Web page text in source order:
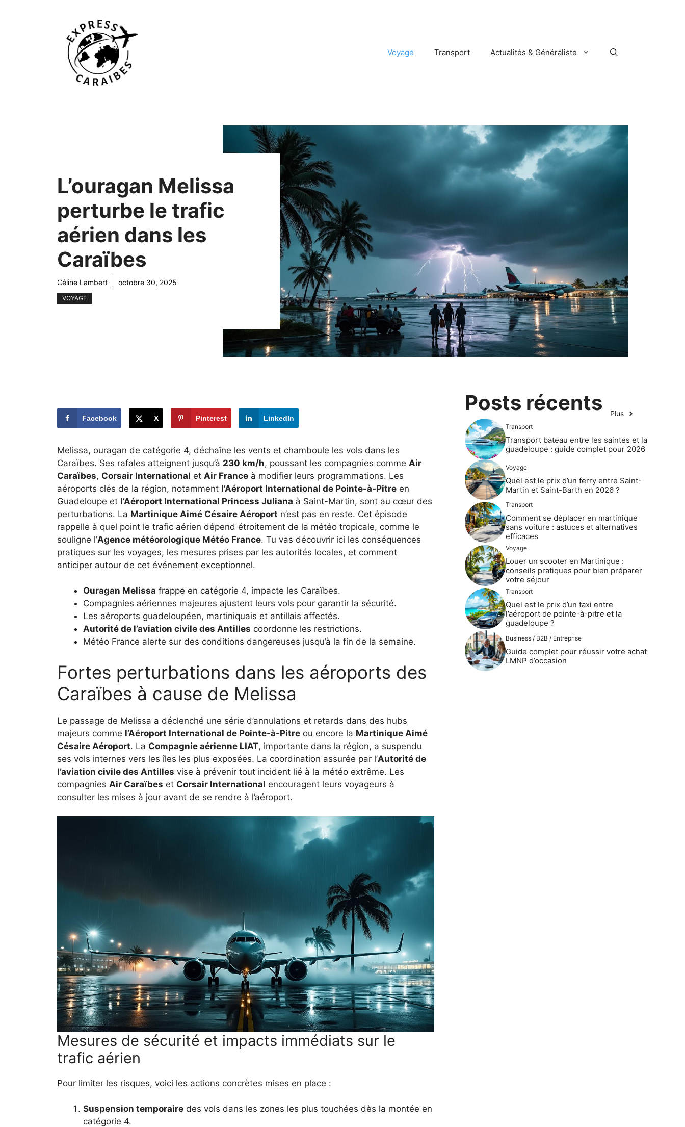
Voyage Transport Actualités & Généraliste
L’ouragan Melissa
perturbe le trafic
aérien dans les
Caraïbes
Céline Lambert octobre 30, 2025
VOYAGE
Facebook X Pinterest LinkedIn
Melissa, ouragan de catégorie 4, déchaîne les vents et chamboule les vols dans les
Caraïbes. Ses rafales atteignent jusqu’à 230 km/h, poussant les compagnies comme Air
Caraïbes, Corsair International et Air France à modifier leurs programmations. Les
aéroports clés de la région, notamment l’Aéroport International de Pointe-à-Pitre en
Guadeloupe et l’Aéroport International Princess Juliana à Saint-Martin, sont au cœur des
perturbations. La Martinique Aimé Césaire Aéroport n’est pas en reste. Cet épisode
rappelle à quel point le trafic aérien dépend étroitement de la météo tropicale, comme le
souligne l’Agence météorologique Météo France. Tu vas découvrir ici les conséquences
pratiques sur les voyages, les mesures prises par les autorités locales, et comment
anticiper autour de cet événement exceptionnel.
Ouragan Melissa frappe en catégorie 4, impacte les Caraïbes.
Compagnies aériennes majeures ajustent leurs vols pour garantir la sécurité.
Les aéroports guadeloupéen, martiniquais et antillais affectés.
Autorité de l’aviation civile des Antilles coordonne les restrictions.
Météo France alerte sur des conditions dangereuses jusqu’à la fin de la semaine.
Fortes perturbations dans les aéroports des
Caraïbes à cause de Melissa
Le passage de Melissa a déclenché une série d’annulations et retards dans des hubs
majeurs comme l’Aéroport International de Pointe-à-Pitre ou encore la Martinique Aimé
Césaire Aéroport. La Compagnie aérienne LIAT, importante dans la région, a suspendu
ses vols internes vers les îles les plus exposées. La coordination assurée par l’Autorité de
l’aviation civile des Antilles vise à prévenir tout incident lié à la météo extrême. Les
compagnies Air Caraïbes et Corsair International encouragent leurs voyageurs à
consulter les mises à jour avant de se rendre à l’aéroport.
Mesures de sécurité et impacts immédiats sur le
trafic aérien
Pour limiter les risques, voici les actions concrètes mises en place :
Suspension temporaire des vols dans les zones les plus touchées dès la montée en
catégorie 4.
Posts récents Plus
Transport
Transport bateau entre les saintes et la
guadeloupe : guide complet pour 2026
Voyage
Quel est le prix d’un ferry entre Saint-
Martin et Saint-Barth en 2026 ?
Transport
Comment se déplacer en martinique
sans voiture : astuces et alternatives
efficaces
Voyage
Louer un scooter en Martinique :
conseils pratiques pour bien préparer
votre séjour
Transport
Quel est le prix d’un taxi entre
l’aéroport de pointe-à-pitre et la
guadeloupe ?
Business / B2B / Entreprise
Guide complet pour réussir votre achat
LMNP d’occasion